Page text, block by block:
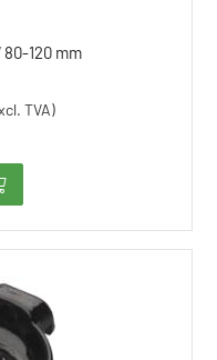
80-120 mm
TVA)